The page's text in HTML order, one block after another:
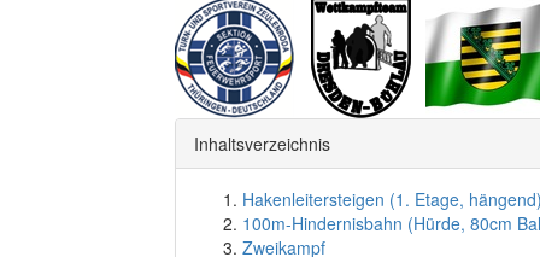
Inhaltsverzeichnis
Hakenleitersteigen (1. Etage,
100m-Hindernisbahn (Hürde, 80cm
Zweikampf